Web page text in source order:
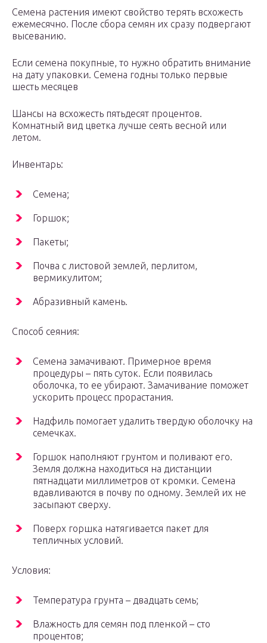
Семена растения имеют свойство терять всхожесть
ежемесячно. После сбора семян их сразу подвергают
высеванию.
Если семена покупные, то нужно обратить внимание
на дату упаковки. Семена годны только первые
шесть месяцев
Шансы на всхожесть пятьдесят процентов.
Комнатный вид цветка лучше сеять весной или
летом.
Инвентарь:
Семена;
Горшок;
Пакеты;
Почва с листовой землей, перлитом,
вермикулитом;
Абразивный камень.
Способ сеяния:
Семена замачивают. Примерное время
процедуры – пять суток. Если появилась
оболочка, то ее убирают. Замачивание поможет
ускорить процесс прорастания.
Надфиль помогает удалить твердую оболочку на
семечках.
Горшок наполняют грунтом и поливают его.
Земля должна находиться на дистанции
пятнадцати миллиметров от кромки. Семена
вдавливаются в почву по одному. Землей их не
засыпают сверху.
Поверх горшка натягивается пакет для
тепличных условий.
Условия:
Температура грунта – двадцать семь;
Влажность для семян под пленкой – сто
процентов;